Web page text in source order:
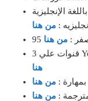
الإنجليزية
من هنا
: من هنا
هنا
بمهارة : من هنا
: من هنا